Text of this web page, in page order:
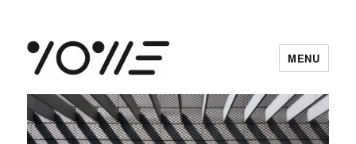
vowe dot net
MENU